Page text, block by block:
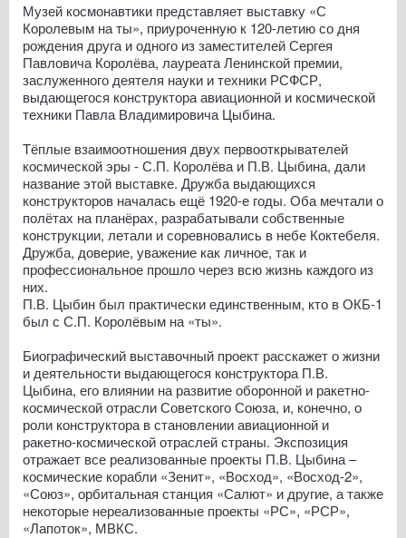
Музей космонавтики представляет выставку «С
Королевым на ты», приуроченную к 120-летию со дня
рождения друга и одного из заместителей Сергея
Павловича Королёва, лауреата Ленинской премии,
заслуженного деятеля науки и техники РСФСР,
выдающегося конструктора авиационной и космической
техники Павла Владимировича Цыбина.
Тёплые взаимоотношения двух первооткрывателей
космической эры - С.П. Королёва и П.В. Цыбина, дали
название этой выставке. Дружба выдающихся
конструкторов началась ещё 1920-е годы. Оба мечтали о
полётах на планёрах, разрабатывали собственные
конструкции, летали и соревновались в небе Коктебеля.
Дружба, доверие, уважение как личное, так и
профессиональное прошло через всю жизнь каждого из
них.
П.В. Цыбин был практически единственным, кто в ОКБ-1
был с С.П. Королёвым на «ты».
Биографический выставочный проект расскажет о жизни
и деятельности выдающегося конструктора П.В.
Цыбина, его влиянии на развитие оборонной и ракетно-
космической отрасли Советского Союза, и, конечно, о
роли конструктора в становлении авиационной и
ракетно-космической отраслей страны. Экспозиция
отражает все реализованные проекты П.В. Цыбина –
космические корабли «Зенит», «Восход», «Восход-2»,
«Союз», орбитальная станция «Салют» и другие, а также
некоторые нереализованные проекты «РС», «РСР»,
«Лапоток», МВКС.